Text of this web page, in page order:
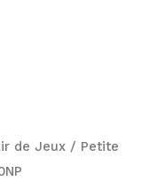
de Jeux / Petite